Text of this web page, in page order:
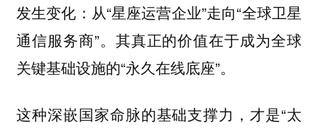
发生变化：从“星座运营企业”走向“全球卫星
通信服务商”。其真正的价值在于成为全球
关键基础设施的“永久在线底座”。
这种深嵌国家命脉的基础支撑力，才是“太